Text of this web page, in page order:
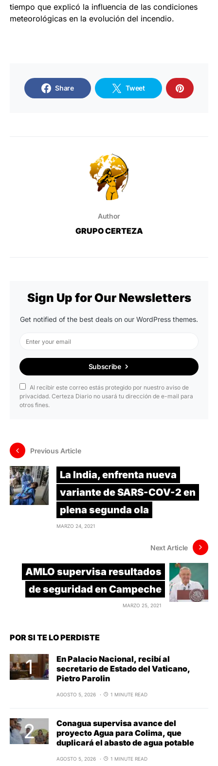
tiempo que explicó la influencia de las condiciones
meteorológicas en la evolución del incendio.
Share Tweet
Author
GRUPO CERTEZA
Sign Up for Our Newsletters
Get notified of the best deals on our WordPress themes.
Subscribe
Al recibir este correo estás protegido por nuestro aviso de
privacidad. Certeza Diario no usará tu dirección de e-mail para
otros fines.
Previous Article
La India, enfrenta nueva
variante de SARS-COV-2 en
plena segunda ola
MARZO 24, 2021
Next Article
AMLO supervisa resultados
de seguridad en Campeche
MARZO 25, 2021
POR SI TE LO PERDISTE
En Palacio Nacional, recibí al
secretario de Estado del Vaticano,
Pietro Parolin
AGOSTO 5, 2026 1 MINUTE READ
Conagua supervisa avance del
proyecto Agua para Colima, que
duplicará el abasto de agua potable
AGOSTO 5, 2026 1 MINUTE READ